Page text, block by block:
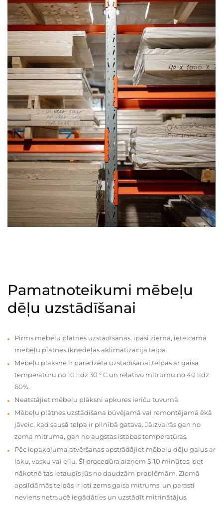
Pamatnoteikumi mēbeļu
dēļu uzstādīšanai
Pirms mēbeļu plātnes uzstādīšanas, īpaši ziemā, ieteicama
mēbeļu plātnes iknedēļas aklimatizācija telpā.
Mēbeļu plāksne ir paredzēta uzstādīšanai telpās ar gaisa
temperatūru no 10 līdz 30 ° C un relatīvo mitrumu no 40 līdz
60%.
Neatstājiet mēbeļu plāksni apkures ierīču tuvumā.
Mēbeļu plātnes uzstādīšana būvējamā vai remontējamā ēkā
jāveic, kad sausā telpa ir pilnībā gatava. Jāizvairās gan no
zema mitruma, gan no augstas istabas temperatūras.
Pēc iepakojuma atvēršanas apstrādājiet mēbeļu dēļu galus ar
laku, vasku vai eļļu. Šī procedūra aizņem 5-10 minūtes, bet
nākotnē tas ietaupīs jūs no daudzām problēmām. Ziemā
apsildāmās telpās ir ļoti zems gaisa mitrums, un parasti
neviens netraucē iegādāties un uzstādīt mitrinātājus.